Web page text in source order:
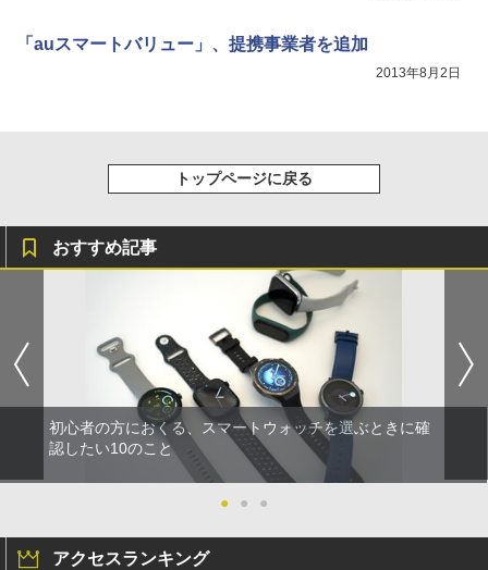
「auスマートバリュー」、提携事業者を追加
2013年8月2日
トップページに戻る
おすすめ記事
初心者の方におくる、スマートウォッチを選ぶときに確
認したい10のこと
● ● ●
アクセスランキング